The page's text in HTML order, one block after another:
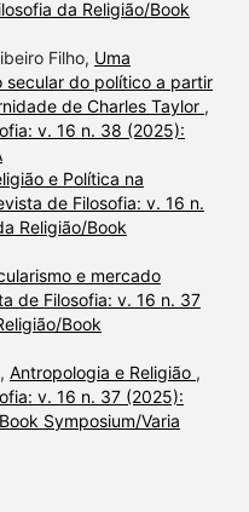
da Religião/Book
Filho, Uma
do político a partir
de Charles Taylor ,
v. 16 n. 38 (2025):
e Política na
de Filosofia: v. 16 n.
Religião/Book
e mercado
de Filosofia: v. 16 n. 37
Book
Antropologia e Religião ,
v. 16 n. 37 (2025):
Symposium/Varia